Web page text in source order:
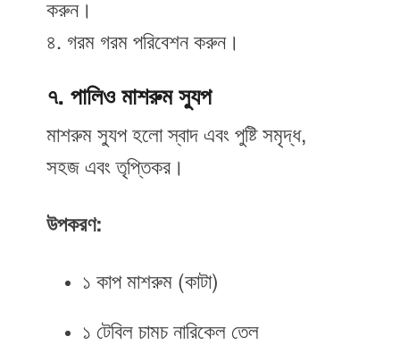
করুন।
৪. গরম গরম পরিবেশন করুন।
৭. পালিও মাশরুম স্যুপ
মাশরুম স্যুপ হলো স্বাদ এবং পুষ্টি সমৃদ্ধ,
সহজ এবং তৃপ্তিকর।
উপকরণ:
১ কাপ মাশরুম (কাটা)
১ টেবিল চামচ নারিকেল তেল